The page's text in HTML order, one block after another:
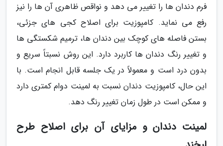
فرم دندان ها را تغییر می دهد و نواقص ظاهری آن ها را نیز
رفع می نماید. کامپوزیت برای اصلاح کجی های جزئی،
بستن فاصله های کوچک بین دندان ها، ترمیم شکستگی ها
و تغییر رنگ دندان ها کاربرد دارد. این روش نسبتاً سریع و
بدون درد است و معمولاً در یک جلسه قابل انجام است. با
این حال، کامپوزیت دندان نسبت به لمینت دوام کمتری دارد
و ممکن است در طول زمان تغییر رنگ دهد.
لمینت دندان و مزایای آن برای اصلاح طرح